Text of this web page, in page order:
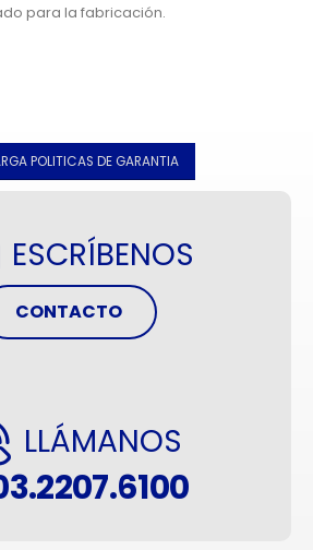
para la fabricación.
POLITICAS DE GARANTIA
ESCRÍBENOS
CONTACTO
LLÁMANOS